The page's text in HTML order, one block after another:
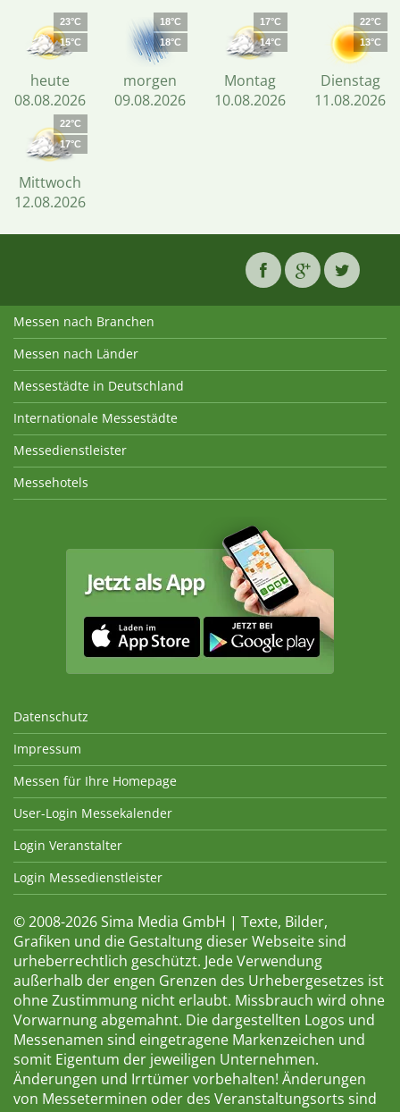
23°C
15°C
heute
08.08.2026
18°C
18°C
morgen
09.08.2026
17°C
14°C
Montag
10.08.2026
22°C
13°C
Dienstag
11.08.2026
22°C
17°C
Mittwoch
12.08.2026
Messen nach Branchen
Messen nach Länder
Messestädte in Deutschland
Internationale Messestädte
Messedienstleister
Messehotels
Datenschutz
Impressum
Messen für Ihre Homepage
User-Login Messekalender
Login Veranstalter
Login Messedienstleister
© 2008-2026 Sima Media GmbH | Texte, Bilder,
Grafiken und die Gestaltung dieser Webseite sind
urheberrechtlich geschützt. Jede Verwendung
außerhalb der engen Grenzen des Urhebergesetzes ist
ohne Zustimmung nicht erlaubt. Missbrauch wird ohne
Vorwarnung abgemahnt. Die dargestellten Logos und
Messenamen sind eingetragene Markenzeichen und
somit Eigentum der jeweiligen Unternehmen.
Änderungen und Irrtümer vorbehalten! Änderungen
von Messeterminen oder des Veranstaltungsorts sind